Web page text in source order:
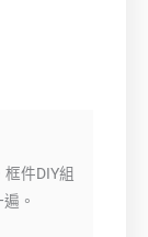
件DIY組
。